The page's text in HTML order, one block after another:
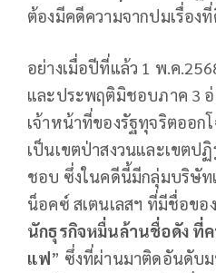
ต้องมีคดีความจากปมเรื่อง
อย่างเมื่อปีที่แล้ว 1 พ.ค
และประพฤติมิชอบภาค 3
เจ้าหน้าที่ของรัฐทุจริตออก
เป็นเขตป่าสงวนและเขตป
ชอบ ซึ่งในคดีนี้มีกลุ่มบริษัท
น็อคซ์ สเตนเลสฯ ที่มีชื่อของ
นักธุรกิจหมื่นล้านชื่อดัง ที่ค
แฟ” ซึ่งที่ผ่านมาติดอันดับ